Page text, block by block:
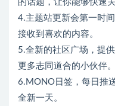
的话题，让你能够快速
4.主题站更新会第一时
接收到喜欢的内容。
5.全新的社区广场，提
更多志同道合的小伙伴。
6.MONO日签，每日推
全新一天。